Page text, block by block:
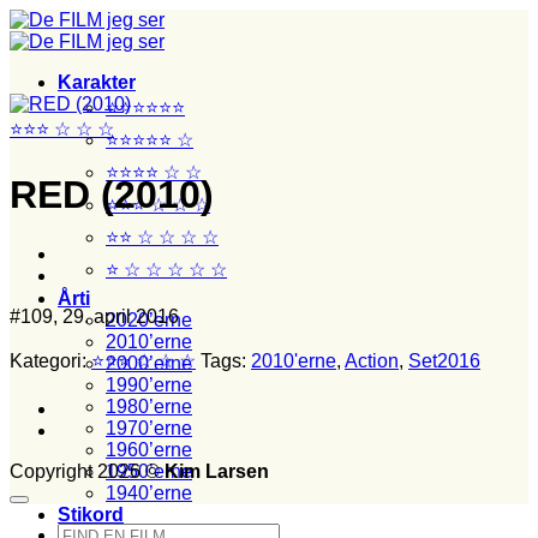
Fortsæt
til
Karakter
⭐⭐⭐⭐⭐⭐
⭐⭐⭐⭐⭐ ☆
⭐⭐⭐⭐ ☆ ☆
⭐⭐⭐ ☆ ☆ ☆
⭐⭐ ☆ ☆ ☆ ☆
⭐ ☆ ☆ ☆ ☆ ☆
Årti
2020’erne
2010’erne
2000’erne
1990’erne
1980’erne
1970’erne
1960’erne
1950’erne
1940’erne
Stikord
⭐⭐⭐ ☆ ☆ ☆
RED (2010)
#109, 29. april 2016
Kategori:⭐⭐⭐ ☆ ☆ ☆ Tags: 2010'erne, Action, Set2016
Copyright 2026 ©Kim Larsen
Søg